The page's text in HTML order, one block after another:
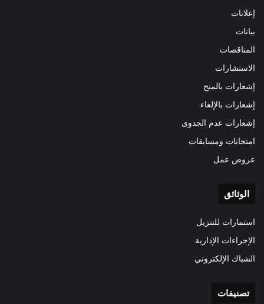
إعلانات
بيانات
المناقصات
الاستشارات
إشعارات بالمنح
إشعارات بالإلغاء
إشعارات عدم الجدوى
امتحانات ومسابقات
عروض عمل
الوثائق
استمارات للتنزيل
الإجراءات الإدارية
الشباك الإلكتروني
تصنيفات